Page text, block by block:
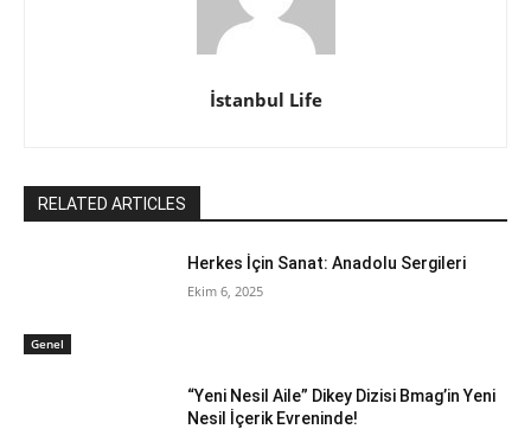
İstanbul Life
RELATED ARTICLES
Genel
Herkes İçin Sanat: Anadolu Sergileri
Ekim 6, 2025
“Yeni Nesil Aile” Dikey Dizisi Bmag’in Yeni
Nesil İçerik Evreninde!